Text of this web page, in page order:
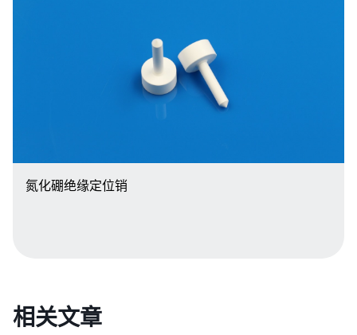
氮化硼绝缘定位销
相关文章